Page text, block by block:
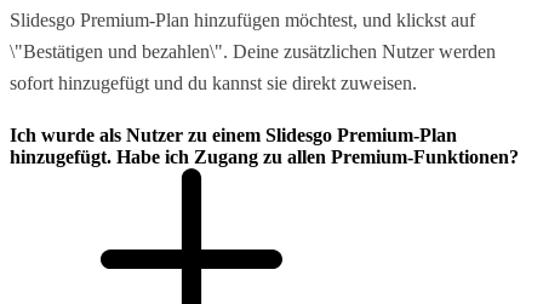
Slidesgo Premium-Plan hinzufügen möchtest, und klickst auf
\"Bestätigen und bezahlen\". Deine zusätzlichen Nutzer werden
sofort hinzugefügt und du kannst sie direkt zuweisen.
Ich wurde als Nutzer zu einem Slidesgo Premium-Plan
hinzugefügt. Habe ich Zugang zu allen Premium-Funktionen?